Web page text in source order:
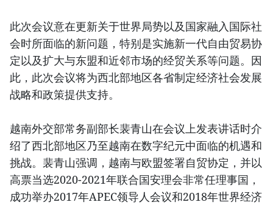
此次会议意在更新关于世界局势以及国家融入国际社
会时所面临的新问题，特别是实施新一代自由贸易协
定以及扩大与东盟和近邻市场的经贸关系等问题。因
此，此次会议将为西北部地区各省制定经济社会发展
战略和政策提供支持。
越南外交部常务副部长裴青山在会议上发表讲话时介
绍了西北部地区乃至越南在数字纪元中面临的机遇和
挑战。裴青山强调，越南与欧盟签署自贸协定，并以
高票当选2020-2021年联合国安理会非常任理事国，
成功举办2017年APEC领导人会议和2018年世界经济